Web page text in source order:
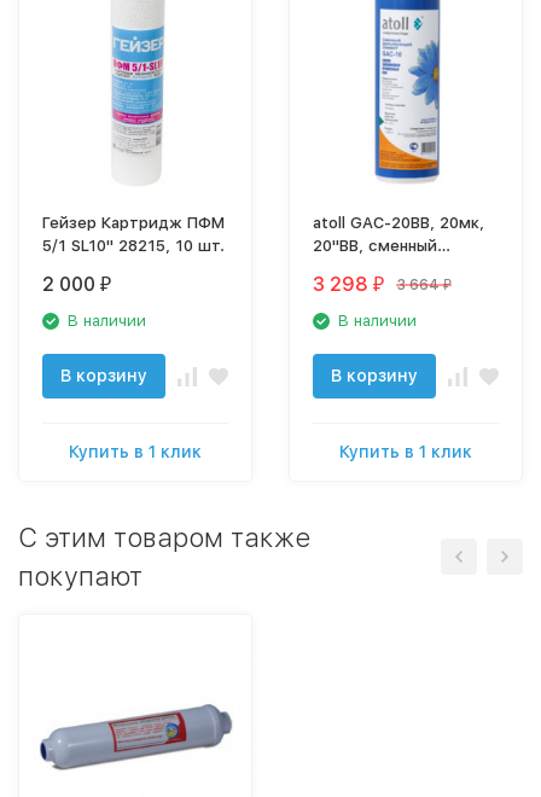
Гейзер Картридж ПФМ
5/1 SL10" 28215, 10 шт.
2 000 ₽
В наличии
В корзину
Купить в 1 клик
atoll GAC-20BB, 20мк,
20"BB, сменный
3 298 ₽ 3 664 ₽
В наличии
В корзину
Купить в 1 клик
C этим товаром также
покупают